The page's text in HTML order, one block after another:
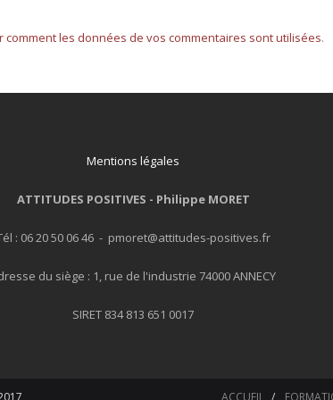
comment les données de vos commentaires sont utilisées.
Mentions légales
ATTITUDES POSITIVES - Philippe MORET
: 06 20 50 06 46 - pmoret@attitudes-positives.fr
du siège : 1, rue de l'industrie 74000 ANNECY
SIRET 834 813 651 0017
ACCUEIL